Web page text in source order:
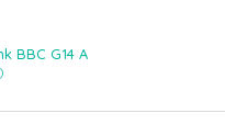
BBC G14 A